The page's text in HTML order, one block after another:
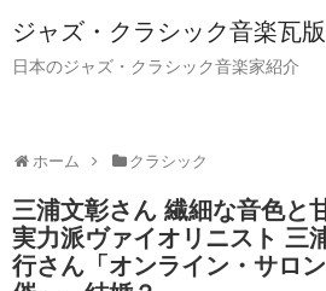
ジャズ・クラシック音楽瓦版
日本のジャズ・クラシック音楽家紹介
ホーム クラシック
三浦文彰さん 繊細な音色と
実力派ヴァイオリニスト 三
行さん「オンライン・サロ